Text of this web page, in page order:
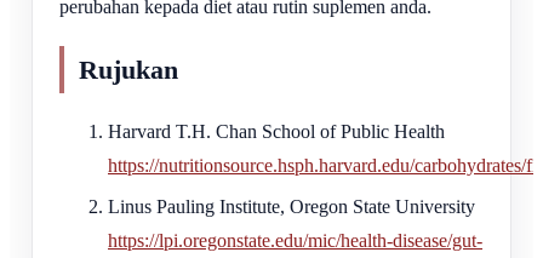
perubahan kepada diet atau rutin suplemen anda.
Rujukan
Harvard T.H. Chan School of Public Health
https://nutritionsource.hsph.harvard.edu/carbohydrates/
Linus Pauling Institute, Oregon State University
https://lpi.oregonstate.edu/mic/health-disease/gut-